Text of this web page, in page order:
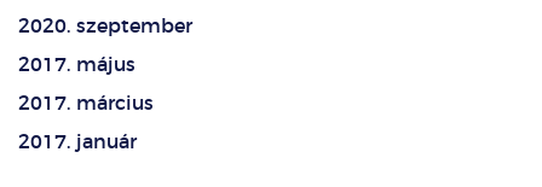
2020. szeptember
2017. május
2017. március
2017. január